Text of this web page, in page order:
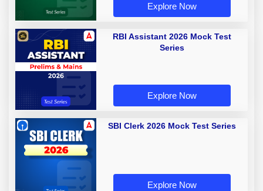
Explore Now
RBI Assistant 2026 Mock Test
Series
Explore Now
SBI Clerk 2026 Mock Test Series
Explore Now